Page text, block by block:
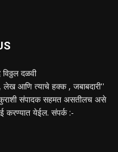
दळवी
आणि त्याचे हक्क , जबाबदारी''
संपादक सहमत असतीलच असे
करण्यात येईल. संपर्क :-